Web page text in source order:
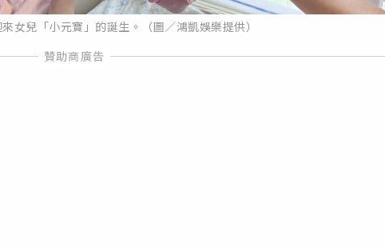
女兒「小元寶」的誕生。（圖／鴻凱娛樂提供）